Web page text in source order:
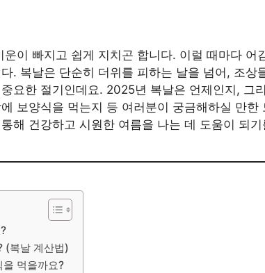
이 빠지고 쉽게 지치곤 합니다. 이럴 때마다 어
. 복날은 단순히 더위를 피하는 날을 넘어, 조상
요한 절기인데요. 2025년 복날은 언제인지, 그
보양식을 먹는지 등 여러분이 궁금해하실 만한
해 건강하고 시원한 여름을 나는 데 도움이 되
(복날 계산법)
먹을까요?